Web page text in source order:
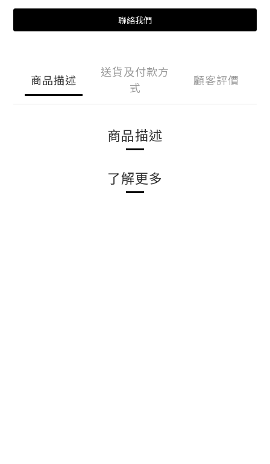
聯絡我們
商品描述
送貨及付款方
式
顧客評價
商品描述
了解更多